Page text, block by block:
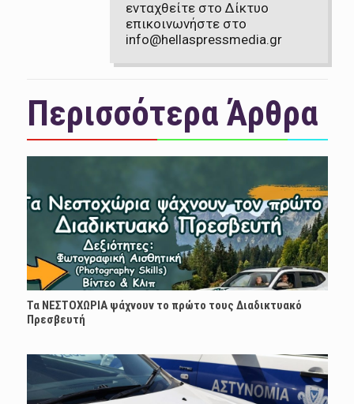
ενταχθείτε στο Δίκτυο
επικοινωνήστε στο
info@hellaspressmedia.gr
Περισσότερα Άρθρα
Τα ΝΕΣΤΟΧΩΡΙΑ ψάχνουν το πρώτο τους Διαδικτυακό
Πρεσβευτή